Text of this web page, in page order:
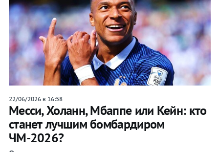
22/06/2026 в 16:58
Месси, Холанн, Мбаппе или Кейн: кто
станет лучшим бомбардиром
ЧМ-2026?